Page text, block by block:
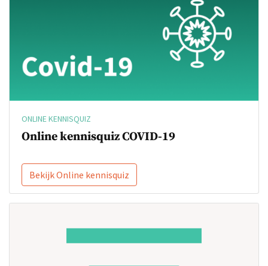
ONLINE KENNISQUIZ
Online kennisquiz COVID-19
Bekijk Online kennisquiz